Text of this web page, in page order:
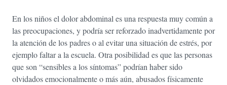
En los niños el dolor abdominal es una respuesta muy común a
las preocupaciones, y podría ser reforzado inadvertidamente por
la atención de los padres o al evitar una situación de estrés, por
ejemplo faltar a la escuela. Otra posibilidad es que las personas
que son “sensibles a los síntomas” podrían haber sido
olvidados emocionalmente o más aún, abusados físicamente